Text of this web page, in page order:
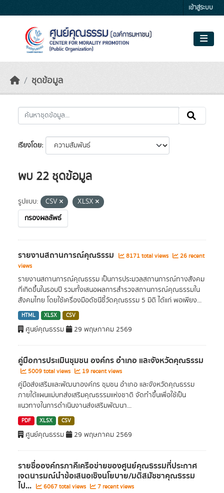
เข้าสู่ระบบ
ชุดข้อมูล
เรียงโดย
พบ 22 ชุดข้อมูล
รูปแบบ: CSV
XLSX
กรองผลลัพธ์
รายงานสถานการณ์คุณธรรม 8171 total views
26 recent
views
รายงานสถานการณ์คุณธรรม เป็นการประมวลสถานการณ์ทางสังคม
ที่เกิดขึ้นในรอบปี รวมทั้งเสนอผลการสำรวจสถานการณ์คุณธรรมใน
สังคมไทย โดยใช้เครื่องมือดัชนีชี้วัดคุณธรรม 5 มิติ ได้แก่ พอเพียง...
HTML XLSX CSV
ศูนย์คุณธรรม 29 พฤษภาคม 2569
คู่มือการประเมินชุมชน องค์กร อำเภอ และจังหวัดคุณธรรม
5009 total views 19 recent views
คู่มือส่งเสริมและพัฒนาองค์กร ชุมชน อำเภอ และจังหวัดคุณธรรม
ภายใต้แผนแม่บทส่งเสริมคุณธรรมแห่งชาติ จัดทำขึ้นเพื่อใช้เป็น
แนวทางในการดำเนินงานส่งเสริมพัฒนา...
PDF XLSX CSV
ศูนย์คุณธรรม 29 พฤษภาคม 2569
รายชื่อองค์กรภาคีเครือข่ายของศูนย์คุณธรรมที่ประกาศ
เจตนารมณ์นำข้อเสนอเชิงนโยบาย/มติสมัชชาคุณธรรม
ไป... 6067 total views 7 recent views